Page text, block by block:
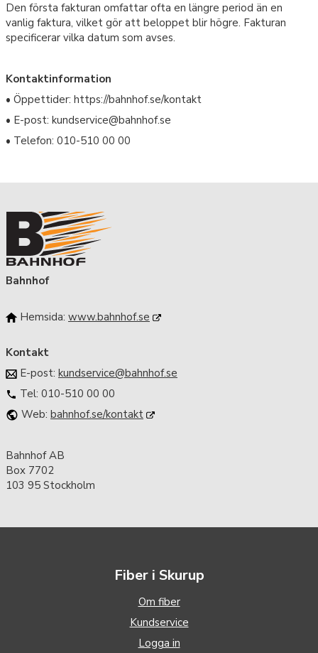
Den första fakturan omfattar ofta en längre period än en
vanlig faktura, vilket gör att beloppet blir högre. Fakturan
specificerar vilka datum som avses.
Kontaktinformation
• Öppettider: https://bahnhof.se/kontakt
• E-post: kundservice@bahnhof.se
• Telefon: 010-510 00 00
Bahnhof
Hemsida: www.bahnhof.se
Kontakt
E-post: kundservice@bahnhof.se
Tel: 010-510 00 00
Web: bahnhof.se/kontakt
Bahnhof AB
Box 7702
103 95 Stockholm
Fiber i Skurup
Om fiber
Kundservice
Logga in